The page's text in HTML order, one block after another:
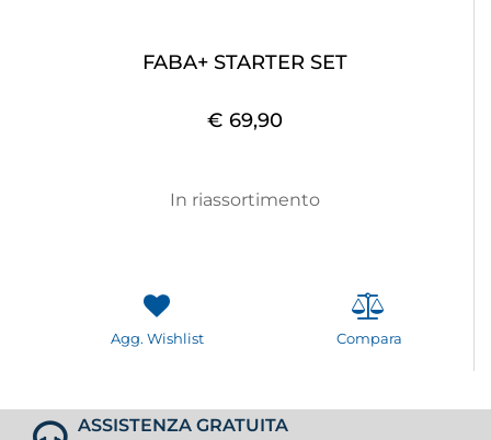
FABA+ STARTER SET
€ 69,90
In riassortimento
Agg. Wishlist Compara
ASSISTENZA GRATUITA